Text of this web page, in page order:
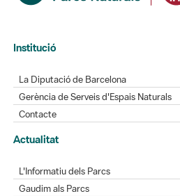
Institució
La Diputació de Barcelona
Gerència de Serveis d'Espais Naturals
Contacte
Actualitat
L'Informatiu dels Parcs
Gaudim als Parcs